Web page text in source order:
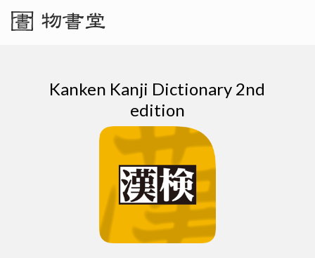
Kanken Kanji Dictionary 2nd
edition